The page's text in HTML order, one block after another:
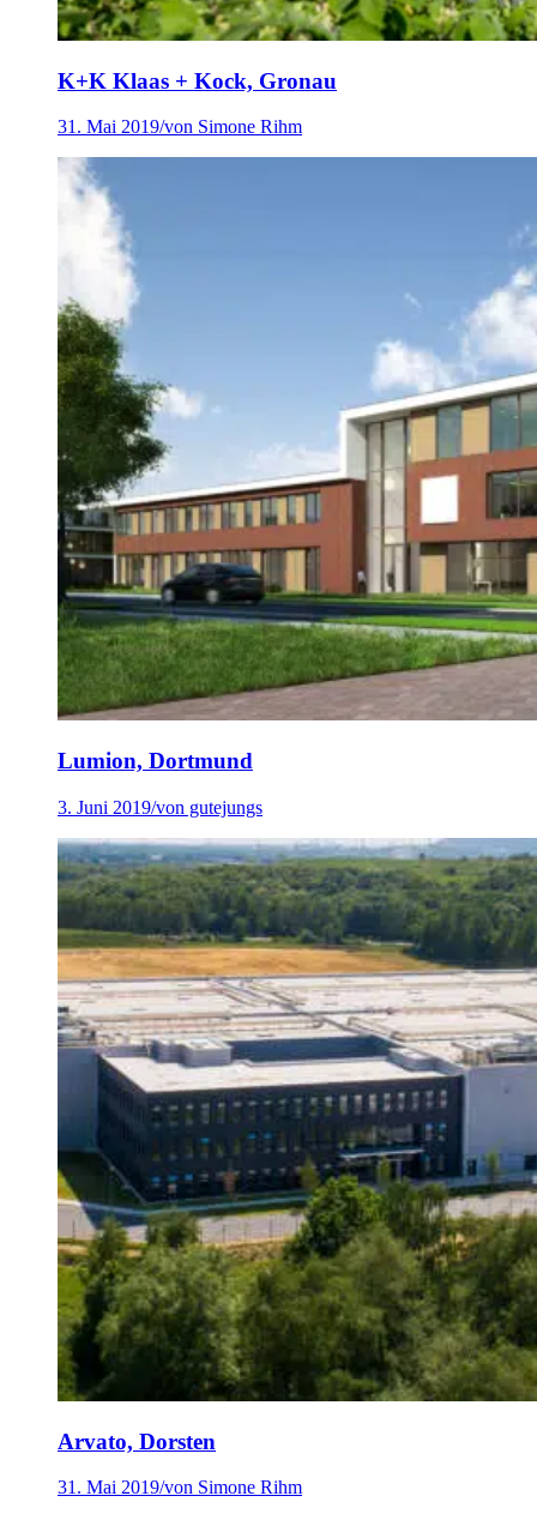
K+K Klaas + Kock, Gronau
31. Mai 2019/von Simone Rihm
Lumion, Dortmund
3. Juni 2019/von gutejungs
Arvato, Dorsten
31. Mai 2019/von Simone Rihm